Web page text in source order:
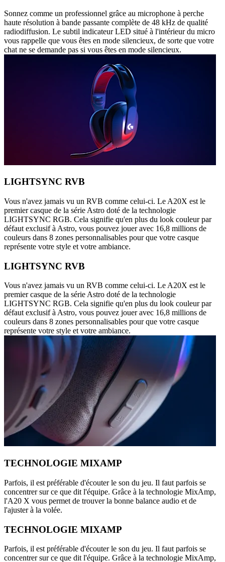
Sonnez comme un professionnel grâce au microphone à perche
haute résolution à bande passante complète de 48 kHz de qualité
radiodiffusion. Le subtil indicateur LED situé à l'intérieur du micro
vous rappelle que vous êtes en mode silencieux, de sorte que votre
chat ne se demande pas si vous êtes en mode silencieux.
LIGHTSYNC RVB
Vous n'avez jamais vu un RVB comme celui-ci. Le A20X est le
premier casque de la série Astro doté de la technologie
LIGHTSYNC RGB. Cela signifie qu'en plus du look couleur par
défaut exclusif à Astro, vous pouvez jouer avec 16,8 millions de
couleurs dans 8 zones personnalisables pour que votre casque
représente votre style et votre ambiance.
LIGHTSYNC RVB
Vous n'avez jamais vu un RVB comme celui-ci. Le A20X est le
premier casque de la série Astro doté de la technologie
LIGHTSYNC RGB. Cela signifie qu'en plus du look couleur par
défaut exclusif à Astro, vous pouvez jouer avec 16,8 millions de
couleurs dans 8 zones personnalisables pour que votre casque
représente votre style et votre ambiance.
TECHNOLOGIE MIXAMP
Parfois, il est préférable d'écouter le son du jeu. Il faut parfois se
concentrer sur ce que dit l'équipe. Grâce à la technologie MixAmp,
l'A20 X vous permet de trouver la bonne balance audio et de
l'ajuster à la volée.
TECHNOLOGIE MIXAMP
Parfois, il est préférable d'écouter le son du jeu. Il faut parfois se
concentrer sur ce que dit l'équipe. Grâce à la technologie MixAmp,